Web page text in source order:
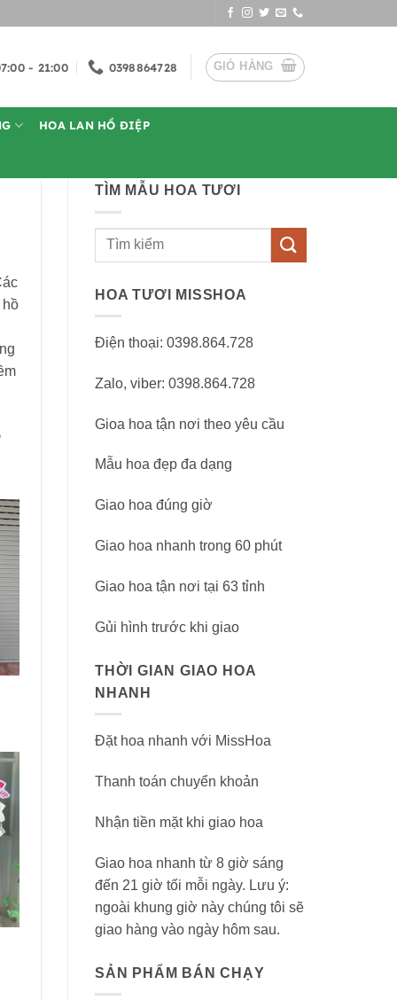
- 21:00 0398864728 GIỎ HÀNG
HOA LAN HỒ ĐIỆP
hồ
TÌM MẪU HOA TƯƠI
Tìm
HOA TƯƠI MISSHOA
Điện thoại: 0398.864.728
Zalo, viber: 0398.864.728
Gioa hoa tận nơi theo yêu cầu
Mẫu hoa đẹp đa dạng
Giao hoa đúng giờ
Giao hoa nhanh trong 60 phút
Giao hoa tận nơi tại 63 tỉnh
Gủi hình trước khi giao
THỜI GIAN GIAO HOA
NHANH
Đặt hoa nhanh với MissHoa
Thanh toán chuyển khoản
Nhận tiền mặt khi giao hoa
Giao hoa nhanh từ 8 giờ sáng
đến 21 giờ tối mỗi ngày. Lưu ý:
ngoài khung giờ này chúng tôi sẽ
giao hàng vào ngày hôm sau.
SẢN PHẨM BÁN CHẠY